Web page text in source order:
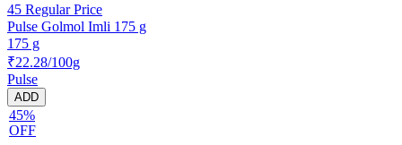
45 Regular Price
Pulse Golmol Imli 175 g
175 g
₹22.28/100g
Pulse
ADD
45%
OFF